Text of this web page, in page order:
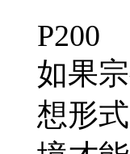
P200
如果
想形